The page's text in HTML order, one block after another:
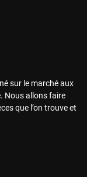
sur le marché aux
Nous allons faire
que l’on trouve et